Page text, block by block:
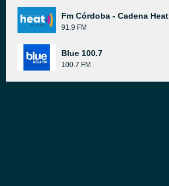
Fm Córdoba - Cadena Heat
91.9 FM
Blue 100.7
100.7 FM